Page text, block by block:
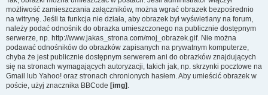
możliwość zamieszczania załączników, można wgrać obrazek bezpośrednio
na witrynę. Jeśli ta funkcja nie działa, aby obrazek był wyświetlany na forum,
należy podać odnośnik do obrazka umieszczonego na publicznie dostępnym
serwerze, np. http://www.jakas_strona.com/moj_obrazek.gif. Nie można
podawać odnośników do obrazków zapisanych na prywatnym komputerze,
chyba że jest publicznie dostępnym serwerem ani do obrazków znajdujących
się na stronach wymagających autoryzacji, takich jak, np. skrzynki pocztowe na
Gmail lub Yahoo! oraz stronach chronionych hasłem. Aby umieścić obrazek w
poście, użyj znacznika BBCode [img] .